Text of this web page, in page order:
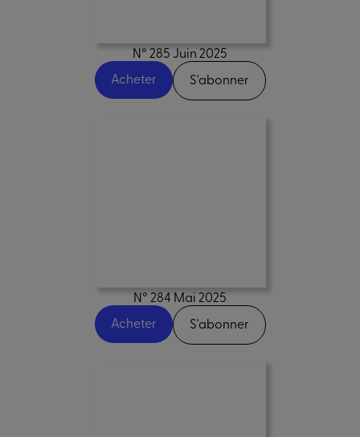
N° 285 Juin 2025
Acheter
S'abonner
N° 284 Mai 2025
Acheter
S'abonner